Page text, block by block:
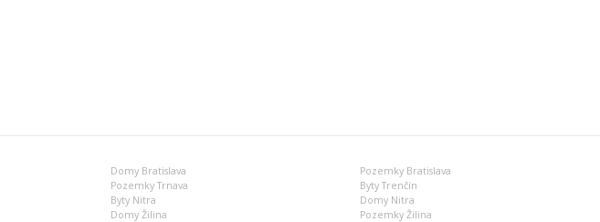
Domy Bratislava
Pozemky Bratislava
Pozemky Trnava
Byty Trenčín
Byty Nitra
Domy Nitra
Domy Žilina Pozemky Žilina